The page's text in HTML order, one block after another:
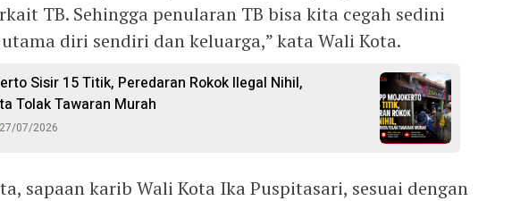
TB. Sehingga penularan TB bisa kita cegah sedini
diri sendiri dan keluarga,” kata Wali Kota.
Sisir 15 Titik, Peredaran Rokok Ilegal Nihil,
Tolak Tawaran Murah
27/07/2026
sapaan karib Wali Kota Ika Puspitasari, sesuai dengan